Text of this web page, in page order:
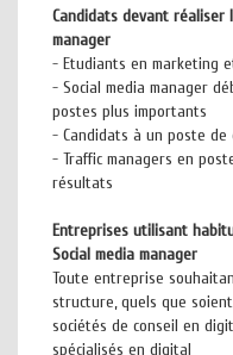
Candidats devant réaliser
manager
- Etudiants en marketing
- Social media manager
postes plus importants
- Candidats à un poste de
- Traffic managers en
résultats
Entreprises utilisant
Social media manager
Toute entreprise
structure, quels que
sociétés de conseil en
spécialisés en digital